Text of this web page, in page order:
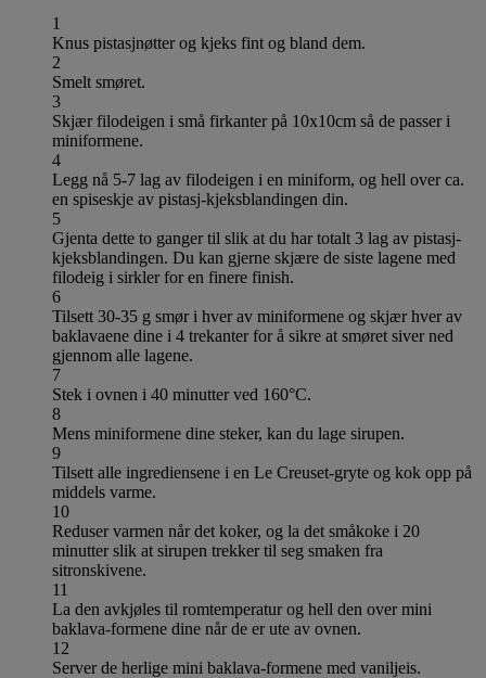
1
Knus pistasjnøtter og kjeks fint og bland dem.
2
Smelt smøret.
3
Skjær filodeigen i små firkanter på 10x10cm så de passer i
miniformene.
4
Legg nå 5-7 lag av filodeigen i en miniform, og hell over ca.
en spiseskje av pistasj-kjeksblandingen din.
5
Gjenta dette to ganger til slik at du har totalt 3 lag av pistasj-
kjeksblandingen. Du kan gjerne skjære de siste lagene med
filodeig i sirkler for en finere finish.
6
Tilsett 30-35 g smør i hver av miniformene og skjær hver av
baklavaene dine i 4 trekanter for å sikre at smøret siver ned
gjennom alle lagene.
7
Stek i ovnen i 40 minutter ved 160°C.
8
Mens miniformene dine steker, kan du lage sirupen.
9
Tilsett alle ingrediensene i en Le Creuset-gryte og kok opp på
middels varme.
10
Reduser varmen når det koker, og la det småkoke i 20
minutter slik at sirupen trekker til seg smaken fra
sitronskivene.
11
La den avkjøles til romtemperatur og hell den over mini
baklava-formene dine når de er ute av ovnen.
12
Server de herlige mini baklava-formene med vaniljeis.